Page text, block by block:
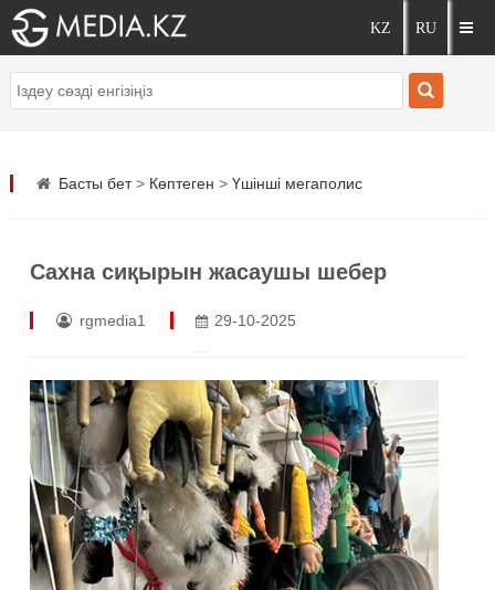
Басты бет> Көптеген > Үшінші мегаполис
Сахна сиқырын жасаушы шебер
rgmedia1 29-10-2025